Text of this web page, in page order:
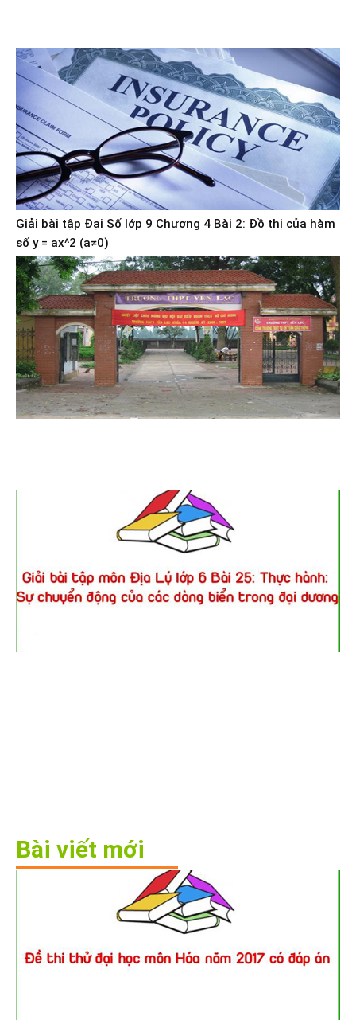
Giải bài tập Đại Số lớp 9 Chương 4 Bài 2: Đồ thị của hàm
số y = ax^2 (a≠0)
Bài viết mới